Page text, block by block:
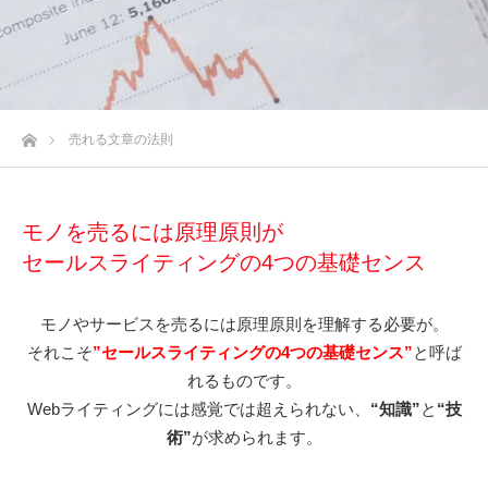
ホーム売れる文章の法則
モノを売るには原理原則が
セールスライティングの4つの基礎センス
モノやサービスを売るには原理原則を理解する必要が。
それこそ”セールスライティングの4つの基礎センス”と呼ば
れるものです。
Webライティングには感覚では超えられない、 “知識”と “技
術”が求められます。